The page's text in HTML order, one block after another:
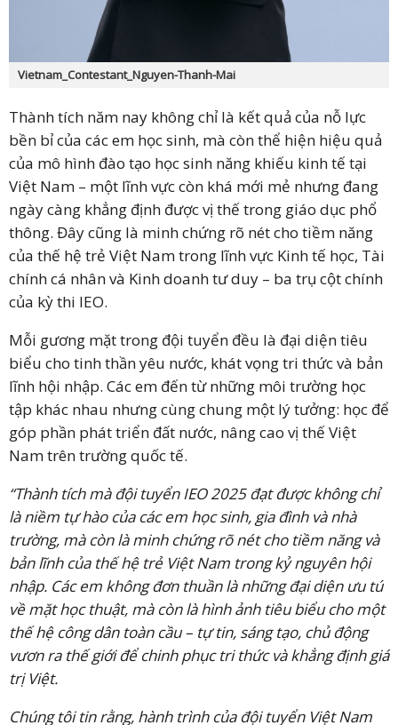
Vietnam_Contestant_Nguyen-Thanh-Mai
Thành tích năm nay không chỉ là kết quả của nỗ lực
bền bỉ của các em học sinh, mà còn thể hiện hiệu quả
của mô hình đào tạo học sinh năng khiếu kinh tế tại
Việt Nam – một lĩnh vực còn khá mới mẻ nhưng đang
ngày càng khẳng định được vị thế trong giáo dục phổ
thông. Đây cũng là minh chứng rõ nét cho tiềm năng
của thế hệ trẻ Việt Nam trong lĩnh vực Kinh tế học, Tài
chính cá nhân và Kinh doanh tư duy – ba trụ cột chính
của kỳ thi IEO.
Mỗi gương mặt trong đội tuyển đều là đại diện tiêu
biểu cho tinh thần yêu nước, khát vọng tri thức và bản
lĩnh hội nhập. Các em đến từ những môi trường học
tập khác nhau nhưng cùng chung một lý tưởng: học để
góp phần phát triển đất nước, nâng cao vị thế Việt
Nam trên trường quốc tế.
“Thành tích mà đội tuyển IEO 2025 đạt được không chỉ
là niềm tự hào của các em học sinh, gia đình và nhà
trường, mà còn là minh chứng rõ nét cho tiềm năng và
bản lĩnh của thế hệ trẻ Việt Nam trong kỷ nguyên hội
nhập. Các em không đơn thuần là những đại diện ưu tú
về mặt học thuật, mà còn là hình ảnh tiêu biểu cho một
thế hệ công dân toàn cầu – tự tin, sáng tạo, chủ động
vươn ra thế giới để chinh phục tri thức và khẳng định giá
trị Việt.
Chúng tôi tin rằng, hành trình của đội tuyển Việt Nam